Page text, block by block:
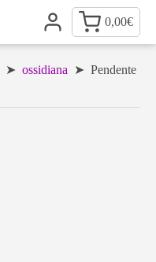
0,00€
➤ ossidiana ➤ Pendente